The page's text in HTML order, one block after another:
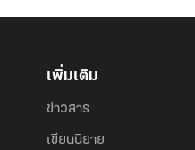
เพิ่มเติม
ข่าวสาร
เขียนนิยาย